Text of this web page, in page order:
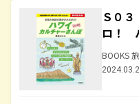
Ｓ０
ロ！
BOOKS